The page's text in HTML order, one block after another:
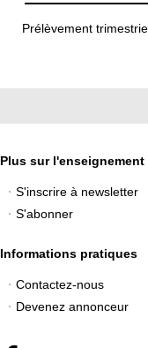
Prélèvement
Plus sur
S'inscrire à newsletter
S'abonner
Informations pratiques
Contactez-nous
Devenez annonceur